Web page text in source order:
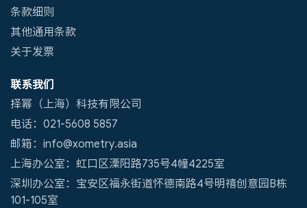
条款细则
其他通用条款
关于发票
联系我们
择幂（上海）科技有限公司
电话：021-5608 5857
邮箱：info@xometry.asia
上海办公室：虹口区溧阳路735号4幢4225室
深圳办公室：宝安区福永街道怀德南路4号明禧创意园B栋
101-105室